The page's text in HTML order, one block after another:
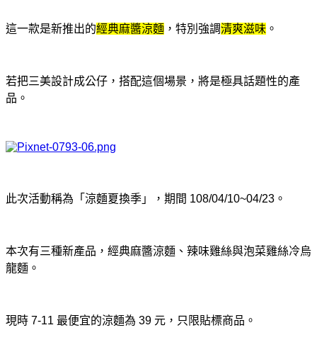
這一款是新推出的經典麻醬涼麵 ，特別強調清爽滋味 。
若把三美設計成公仔，搭配這個場景 ，將是極具話題性的產
品。
此次活動稱為「涼麵夏換季」，期間 108/04/10~04/23。
本次有三種新產品，經典麻醬涼麵、辣味雞絲與泡菜雞絲冷烏
龍麵。
現時 7-11 最便宜的涼麵為 39 元，只限貼標商品。